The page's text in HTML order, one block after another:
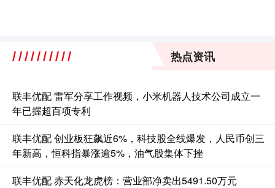
热点资讯
联丰优配 雷军分享工作视频，小米机器人技术公司成立一
年已握超百项专利
联丰优配 创业板狂飙近6%，科技股全线爆发，人民币创三
年新高，恒科指暴涨逾5%，油气股集体下挫
联丰优配 赤天化龙虎榜：营业部净卖出5491.50万元